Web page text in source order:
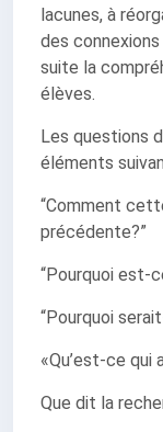
lacunes, à
des
suite la
élèves.
Les questions
éléments
“Comment
précédente?”
“Pourquoi est-
“Pourquoi
«Qu’est-ce qui
Que dit la